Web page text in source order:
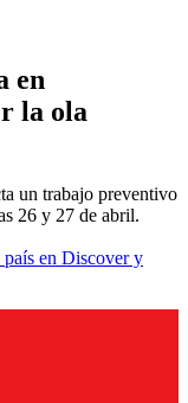
en
la ola
un trabajo preventivo
26 y 27 de abril.
país en Discover y